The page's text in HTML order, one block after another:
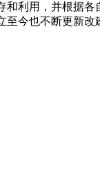
利用，并根据
今也不断更新